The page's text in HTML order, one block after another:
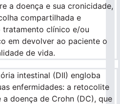
a doença e sua cronicidade,
compartilhada e
tratamento clínico e/ou
em devolver ao paciente o
de vida.
intestinal (DII) engloba
enfermidades: a retocolite
a doença de Crohn (DC), que